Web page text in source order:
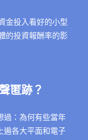
金投入看好的小型
的投資報酬率的影
匿跡？
過：為何有些當年
遍各大平面和電子